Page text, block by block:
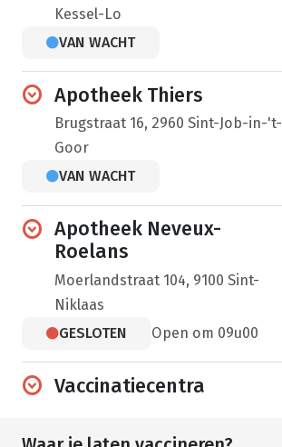
Kessel-Lo
VAN WACHT
Apotheek Thiers
Brugstraat 16, 2960 Sint-Job-in-'t-
Goor
VAN WACHT
Apotheek Neveux-
Roelans
Moerlandstraat 104, 9100 Sint-
Niklaas
GESLOTEN
Open om 09u00
Vaccinatiecentra